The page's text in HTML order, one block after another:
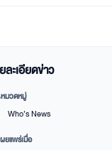
ละเอียดข่าว
หมวดหมู่
Who’s News
ยแพร่เมื่อ